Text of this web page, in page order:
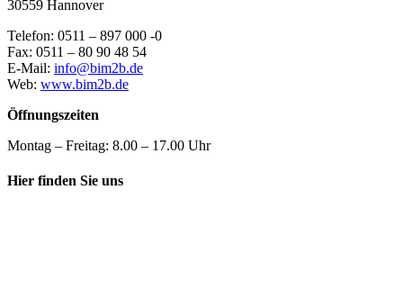
30559 Hannover
Telefon: 0511 – 897 000 -0
Fax: 0511 – 80 90 48 54
E-Mail: info@bim2b.de
Web: www.bim2b.de
Öffnungszeiten
Montag – Freitag: 8.00 – 17.00 Uhr
Hier finden Sie uns